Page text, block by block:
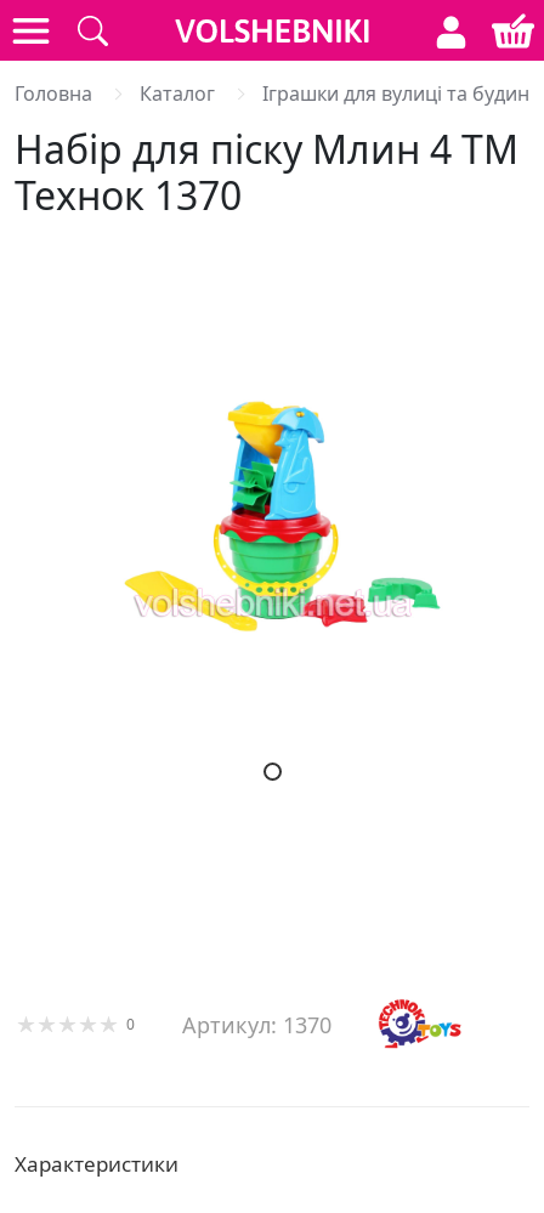
Головна Каталог Іграшки для вулиці та
Набір для піску Млин 4 ТМ
Технок 1370
0 Артикул: 1370
Характеристики